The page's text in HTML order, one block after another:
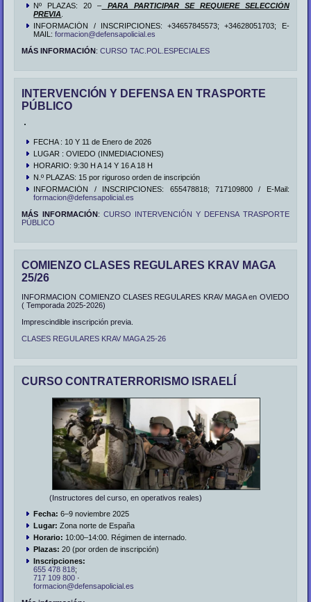
Nº PLAZAS: 20 – PARA PARTICIPAR SE REQUIERE SELECCIÓN
PREVIA
INFORMACIÓN / INSCRIPCIONES: +34657845573; +34628051703; E-
MAIL:formacion@defensapolicial.es
MÁS INFORMACIÓN:CURSO TAC.POL.ESPECIALES
INTERVENCIÓN Y DEFENSA EN TRASPORTE
PÚBLICO
FECHA : 10 Y 11 de Enero de 2026
LUGAR : OVIEDO (INMEDIACIONES)
HORARIO: 9:30 H A 14 Y 16 A 18 H
N.º PLAZAS: 15 por riguroso orden de inscripción
INFORMACIÓN / INSCRIPCIONES: 655478818; 717109800 / E-Mail:
formacion@defensapolicial.es
MÁS INFORMACIÓN: CURSO INTERVENCIÓN Y DEFENSA TRASPORTE
PÚBLICO
COMIENZO CLASES REGULARES KRAV MAGA
25/26
INFORMACION COMIENZO CLASES REGULARES KRAV MAGA en OVIEDO
( Temporada 2025-2026)
Imprescindible inscripción previa.
CLASES REGULARES KRAV MAGA 25-26
CURSO CONTRATERRORISMO ISRAELÍ
(Instructores del curso, en operativos reales)
Fecha: 6–9 noviembre 2025
Lugar: Zona norte de España
Horario: 10:00–14:00. Régimen de internado.
Plazas: 20 (por orden de inscripción)
Inscripciones:
655 478 818;
717 109 800 ·
formacion@defensapolicial.es